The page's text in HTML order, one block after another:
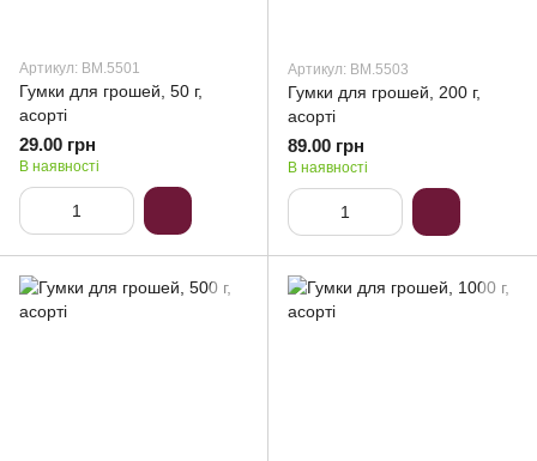
Артикул: BM.5501
Гумки для грошей, 50 г,
асорті
29.00 грн
В наявності
Артикул: BM.5503
Гумки для грошей, 200 г,
асорті
89.00 грн
В наявності